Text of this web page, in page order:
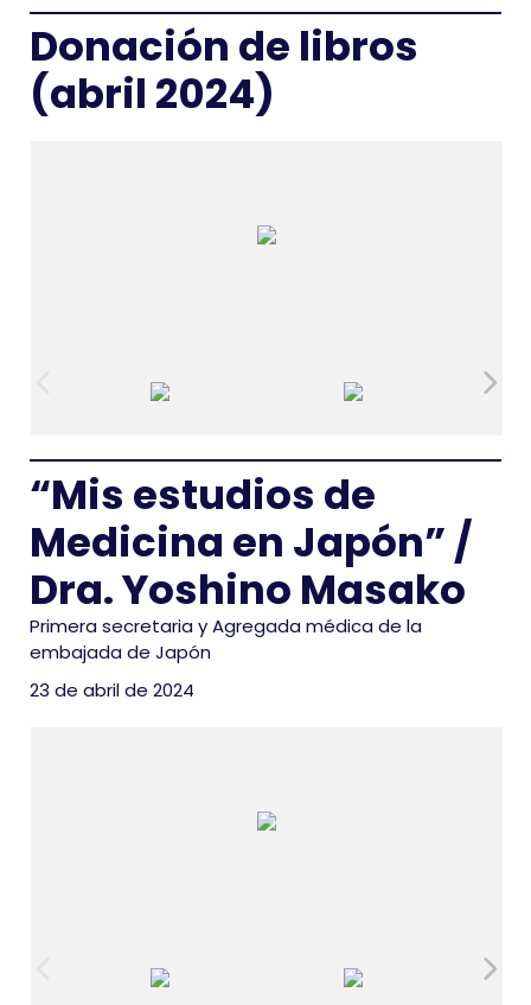
Donación de libros
(abril 2024)
“Mis estudios de
Medicina en Japón” /
Dra. Yoshino Masako
Primera secretaria y Agregada médica de la
embajada de Japón
23 de abril de 2024